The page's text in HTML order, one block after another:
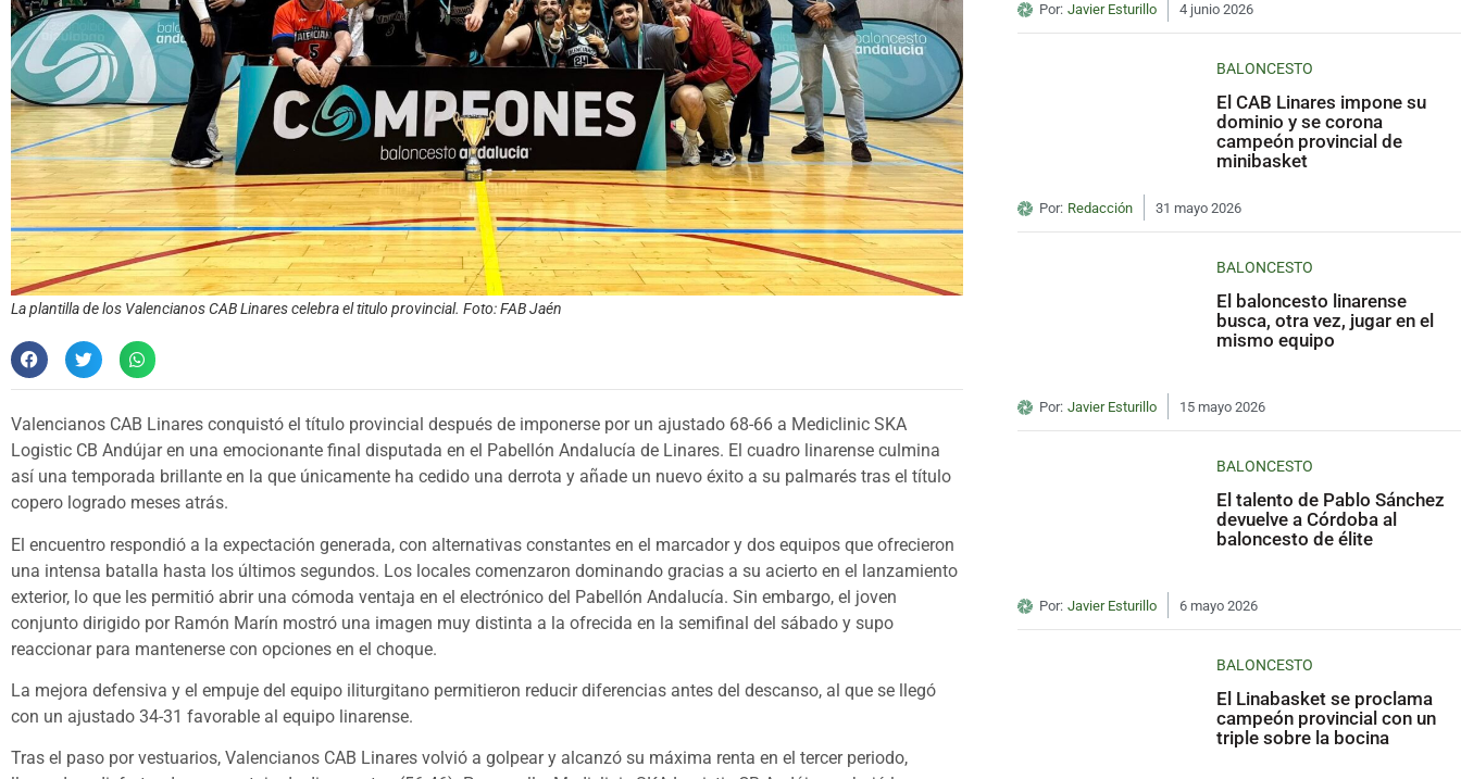
La plantilla de los Valencianos CAB Linares celebra el titulo provincial. Foto: FAB Jaén
Valencianos CAB Linares conquistó el título provincial después de imponerse por un ajustado 68-66 a Mediclinic SKA
Logistic CB Andújar en una emocionante final disputada en el Pabellón Andalucía de Linares. El cuadro linarense culmina
así una temporada brillante en la que únicamente ha cedido una derrota y añade un nuevo éxito a su palmarés tras el título
copero logrado meses atrás.
El encuentro respondió a la expectación generada, con alternativas constantes en el marcador y dos equipos que ofrecieron
una intensa batalla hasta los últimos segundos. Los locales comenzaron dominando gracias a su acierto en el lanzamiento
exterior, lo que les permitió abrir una cómoda ventaja en el electrónico del Pabellón Andalucía. Sin embargo, el joven
conjunto dirigido por Ramón Marín mostró una imagen muy distinta a la ofrecida en la semifinal del sábado y supo
reaccionar para mantenerse con opciones en el choque.
La mejora defensiva y el empuje del equipo iliturgitano permitieron reducir diferencias antes del descanso, al que se llegó
con un ajustado 34-31 favorable al equipo linarense.
Tras el paso por vestuarios, Valencianos CAB Linares volvió a golpear y alcanzó su máxima renta en el tercer periodo,
Por: Javier Esturillo 4 junio 2026
BALONCESTO
El CAB Linares impone su
dominio y se corona
campeón provincial de
minibasket
Por: Redacción 31 mayo 2026
BALONCESTO
El baloncesto linarense
busca, otra vez, jugar en el
mismo equipo
Por: Javier Esturillo 15 mayo 2026
BALONCESTO
El talento de Pablo Sánchez
devuelve a Córdoba al
baloncesto de élite
Por: Javier Esturillo 6 mayo 2026
BALONCESTO
El Linabasket se proclama
campeón provincial con un
triple sobre la bocina